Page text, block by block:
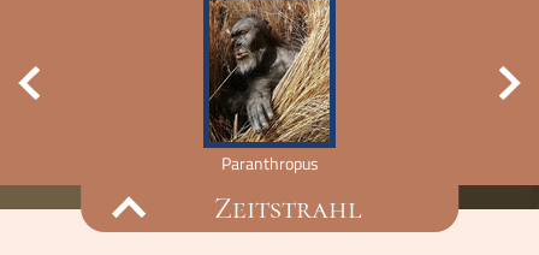
Schulmaterialien
Paranthropus
Zeitstrahl